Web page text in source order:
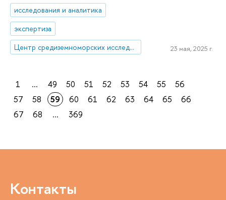
исследования и аналитика
экспертиза
Центр средиземноморских исследований
23 мая, 2025 г.
1 ... 49 50 51 52 53 54 55
56
57
58 59 60 61 62 63 64 65
66
67
68 ... 369
Контакты